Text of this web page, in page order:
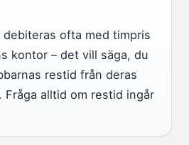
ofta med timpris
kontor – det vill säga, du
restid från deras
Fråga alltid om restid ingår